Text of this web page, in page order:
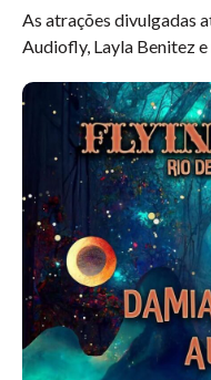
As atrações divulgadas
Audiofly, Layla Benitez e